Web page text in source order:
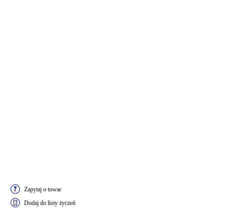
Zapytaj o towar
Dodaj do listy życzeń